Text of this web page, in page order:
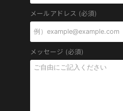
メールアドレス (必須)
メッセージ (必須)